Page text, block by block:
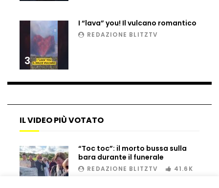
3
I “lava” you! Il vulcano romantico
REDAZIONE BLITZTV
IL VIDEO PIÙ VOTATO
“Toc toc”: il morto bussa sulla
bara durante il funerale
REDAZIONE BLITZTV 41.6K